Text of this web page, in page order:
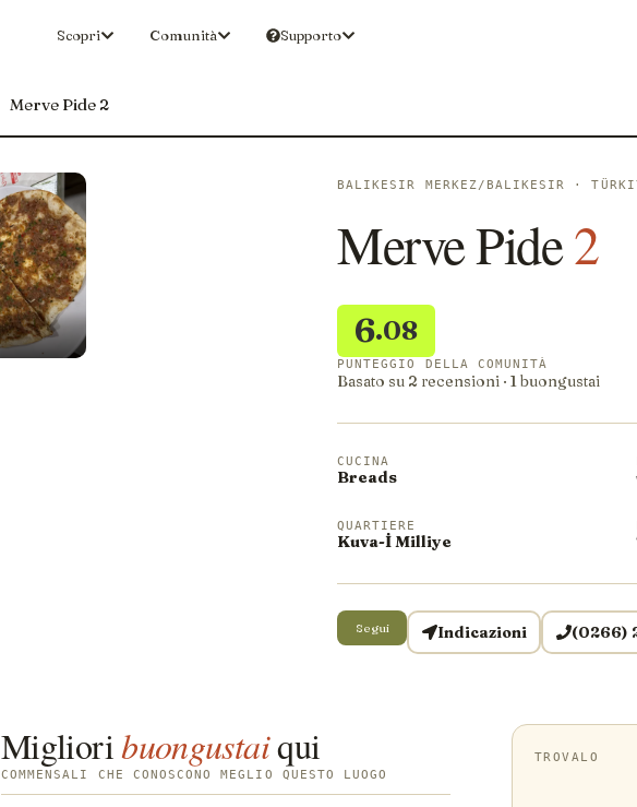
Scopri Comunità Supporto
Merve Pide 2
BALIKESIR MERKEZ/BALIKESIR ·
Merve Pide2
6.08
PUNTEGGIO DELLA COMUNITÀ
Basato su 2 recensioni · 1 buongustai
CUCINA
Breads
QUARTIERE
Kuva-İ Milliye
Segui Indicazioni (0266)
Miglioribuongustaiqui
COMMENSALI CHE CONOSCONO MEGLIO QUESTO LUOGO
TROVALO